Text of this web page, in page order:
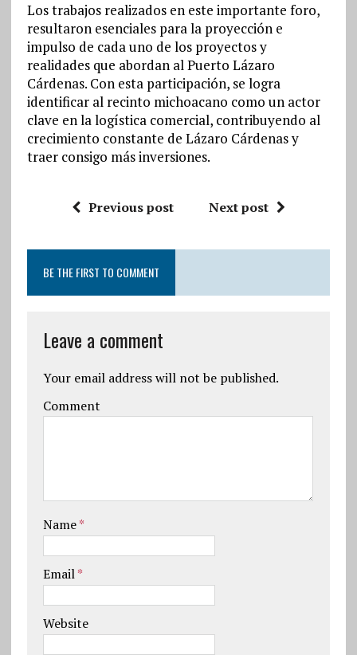
Los trabajos realizados en este importante foro,
resultaron esenciales para la proyección e
impulso de cada uno de los proyectos y
realidades que abordan al Puerto Lázaro
Cárdenas. Con esta participación, se logra
identificar al recinto michoacano como un actor
clave en la logística comercial, contribuyendo al
crecimiento constante de Lázaro Cárdenas y
traer consigo más inversiones.
Previous post Next post
BE THE FIRST TO COMMENT
Leave a comment
Your email address will not be published.
Comment
Name*
Email*
Website